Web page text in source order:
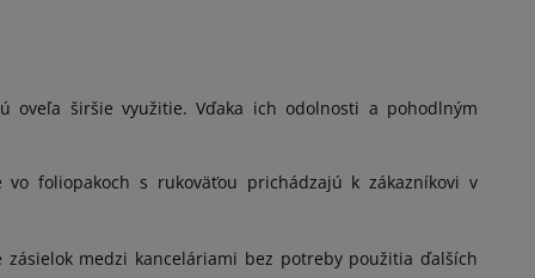
oveľa širšie využitie. Vďaka ich odolnosti a pohodlným
foliopakoch s rukoväťou prichádzajú k zákazníkovi v
medzi kanceláriami bez potreby použitia ďalších